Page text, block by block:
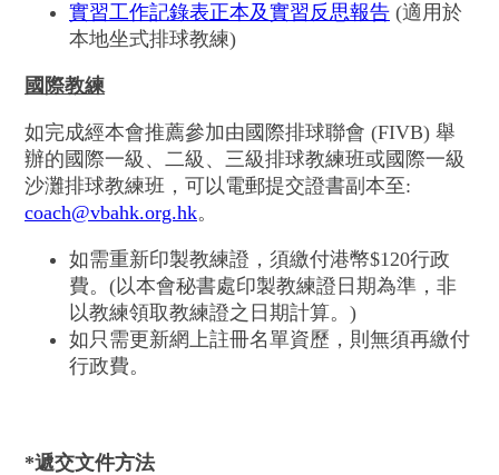
實習工作記錄表正本及實習反思報告 (適用於
本地坐式排球教練)
國際教練
如完成經本會推薦參加由國際排球聯會 (FIVB) 舉
辦的國際一級、二級、三級排球教練班或國際一級
沙灘排球教練班，可以電郵提交證書副本至:
coach@vbahk.org.hk。
如需重新印製教練證，須繳付港幣$120行政
費。(以本會秘書處印製教練證日期為準，非
以教練領取教練證之日期計算。)
如只需更新網上註冊名單資歷，則無須再繳付
行政費。
*遞交文件方法